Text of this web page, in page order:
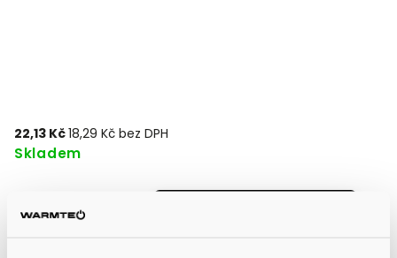
22,13 Kč18,29 Kč bez DPH
Skladem